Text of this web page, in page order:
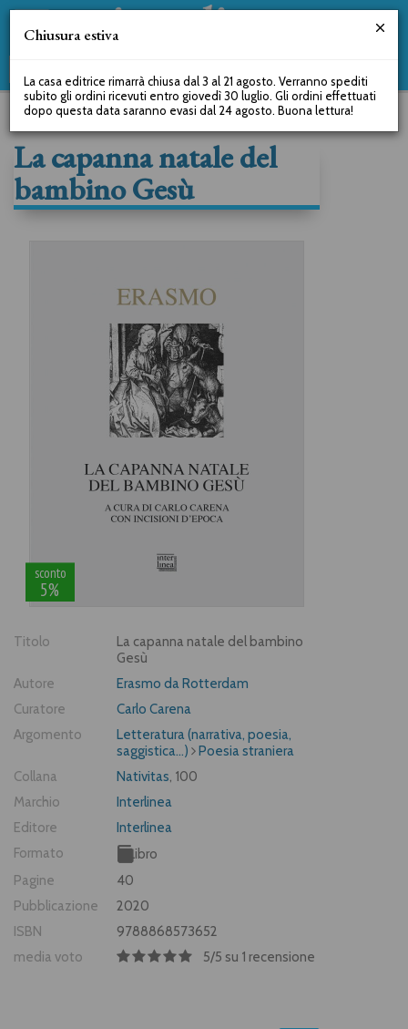
La capanna natale del
bambino Gesù
sconto
5%
Titolo
La capanna natale del bambino
Gesù
Autore
Erasmo da Rotterdam
Curatore
Carlo Carena
Argomento
Letteratura (narrativa, poesia,
saggistica...)
Poesia straniera
Collana
Nativitas, 100
Marchio
Interlinea
Editore
Interlinea
Formato
Libro
Pagine
40
Pubblicazione
2020
ISBN
9788868573652
media voto
5/5 su 1 recensione
Chiusura estiva
La casa editrice rimarrà chiusa dal 3 al 21 agosto. Verranno spediti
subito gli ordini ricevuti entro giovedì 30 luglio. Gli ordini effettuati
dopo questa data saranno evasi dal 24 agosto. Buona lettura!